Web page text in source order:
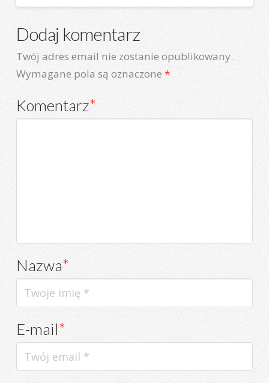
Dodaj komentarz
Twój adres email nie zostanie opublikowany.
Wymagane pola są oznaczone *
Komentarz*
Nazwa*
E-mail*